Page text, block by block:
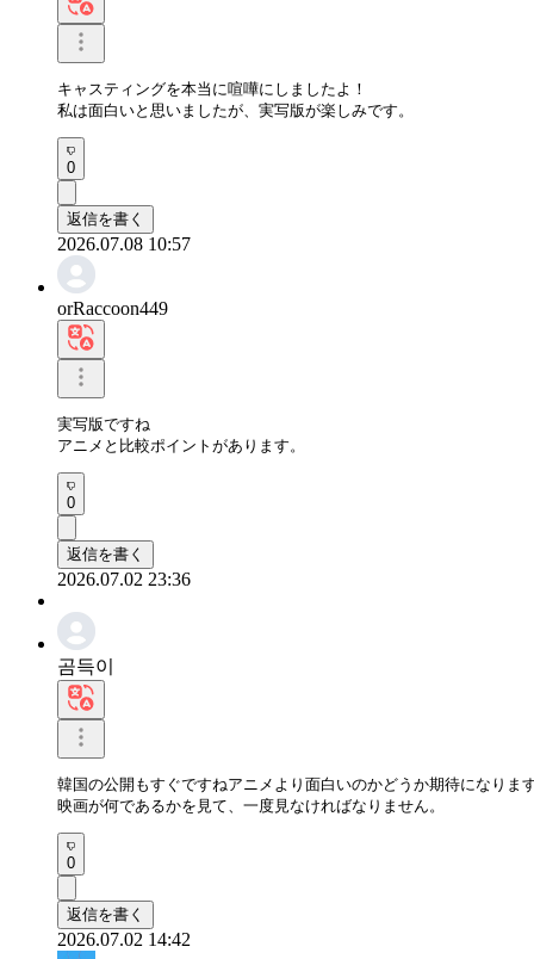
キャスティングを本当に喧嘩にしましたよ！
私は面白いと思いましたが、実写版が楽しみです。
0
返信を書く
2026.07.08 10:57
orRaccoon449
実写版ですね
アニメと比較ポイントがあります。
0
返信を書く
2026.07.02 23:36
곰득이
韓国の公開もすぐですねアニメより面白いのかどうか期待になり
映画が何であるかを見て、一度見なければなりません。
0
返信を書く
2026.07.02 14:42